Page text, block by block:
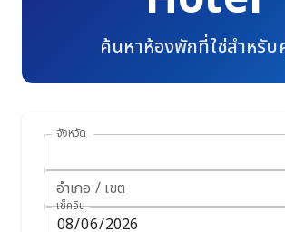
ค้นหาห้องพักที่ใช่สำหรั
จังหวัด
อำเภอ / เขต
เช็คอิน